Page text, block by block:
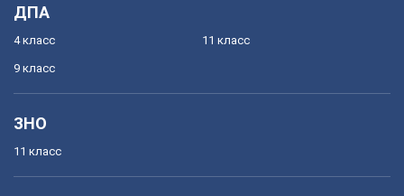
ДПА
4 класс
9 класс
11 класс
ЗНО
11 класс